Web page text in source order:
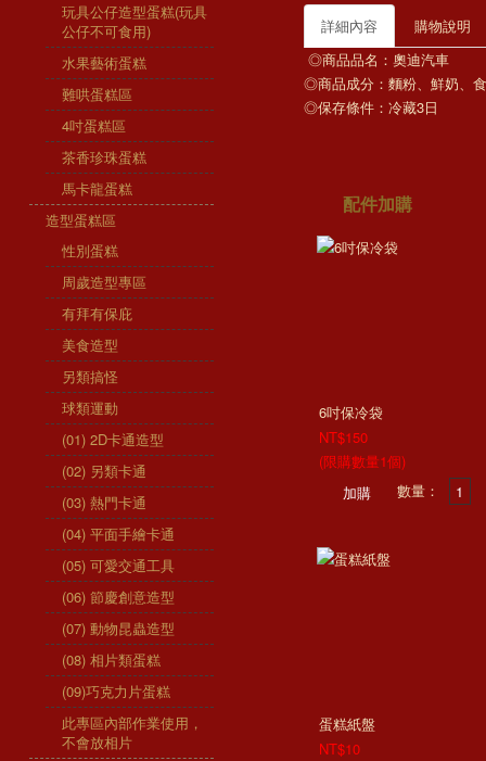
玩具公仔造型蛋糕(玩具
公仔不可食用)
水果藝術蛋糕
難哄蛋糕區
4吋蛋糕區
茶香珍珠蛋糕
馬卡龍蛋糕
造型蛋糕區
性別蛋糕
周歲造型專區
有拜有保庇
美食造型
另類搞怪
球類運動
(01) 2D卡通造型
(02) 另類卡通
(03) 熱門卡通
(04) 平面手繪卡通
(05) 可愛交通工具
(06) 節慶創意造型
(07) 動物昆蟲造型
(08) 相片類蛋糕
(09)巧克力片蛋糕
此專區內部作業使用，
不會放相片
詳細內容
購物說明
◎商品品名：奧迪汽車
◎商品成分：麵粉、鮮奶
◎保存條件：冷藏3日
配件加購
6吋保冷袋
NT$150
(限購數量1個)
數量：
蛋糕紙盤
NT$10